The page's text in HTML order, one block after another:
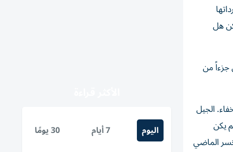
هل
جزءاً من
الجيل
يكن
الماضي
اليوم 7 أيام 30 يومًا